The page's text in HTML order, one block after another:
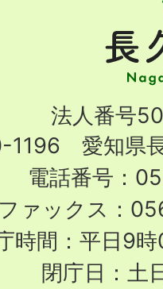
手
市
City
法人番号
1196 愛知県
電話番号：
ファックス：
時間：平日9
閉庁日：土